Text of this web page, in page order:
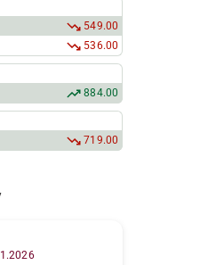
549.00
536.00
884.00
719.00